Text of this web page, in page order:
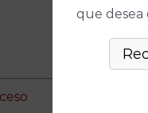
que desea